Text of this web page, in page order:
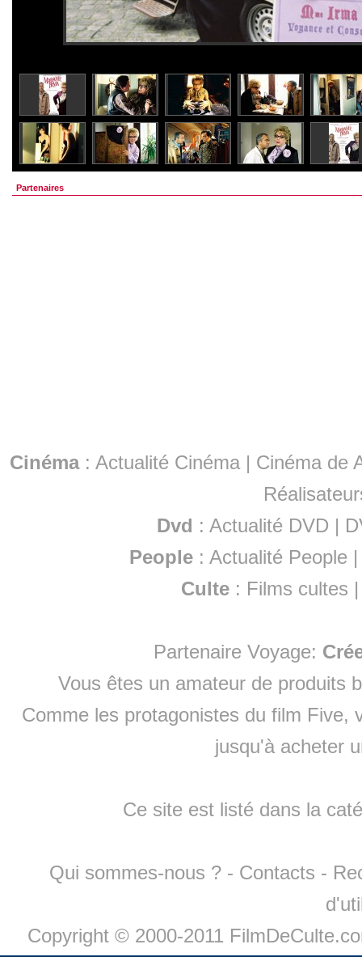
Partenaires
Cinéma: Actualité Cinéma | Cinéma de
Dvd : Actualité DVD |
People :Actualité People
Culte : Films cultes
Partenaire Voyage:
Vous êtes un amateur de produits
Comme les protagonistes du film Five,
jusqu'à acheter
Ce site est listé dans la
Qui sommes-nous ? - Contacts -
Copyright © 2000-2011